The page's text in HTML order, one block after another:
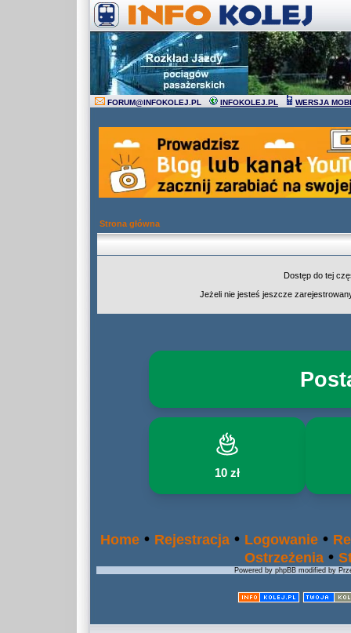
FORUM@INFOKOLEJ.PL INFOKOLEJ.PL WERSJA
Strona główna
Dostęp do tej
Jeżeli nie jesteś jeszcze
10 zł
Home • Rejestracja • Logowanie •
Ostrzeżenia •
Powered by phpBB modified by